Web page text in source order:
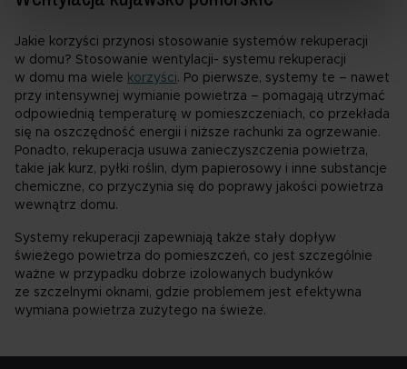
naszego prawnie uzasadnionego interesu lub prawnie
administratorami danych będą:
Roha Group Sp. z o.o.,
oraz nasi partnerzy, o których informujemy wpolityce
prywatności. W polityce uzyskasz też informacje o
prawach przysługujących ci w związku z
przetwarzaniem twoich danych osobowych.
Jakie korzyści przynosi stosowanie systemów rekuperacji
w domu? Stosowanie wentylacji- systemu rekuperacji
w domu ma wiele korzyści. Po pierwsze, systemy te – nawet
przy intensywnej wymianie powietrza – pomagają utrzymać
odpowiednią temperaturę w pomieszczeniach, co przekłada
się na oszczędność energii i niższe rachunki za ogrzewanie.
Ponadto, rekuperacja usuwa zanieczyszczenia powietrza,
takie jak kurz, pyłki roślin, dym papierosowy i inne substancje
chemiczne, co przyczynia się do poprawy jakości powietrza
wewnątrz domu.
Systemy rekuperacji zapewniają także stały dopływ
świeżego powietrza do pomieszczeń, co jest szczególnie
ważne w przypadku dobrze izolowanych budynków
ze szczelnymi oknami, gdzie problemem jest efektywna
wymiana powietrza zużytego na świeże.